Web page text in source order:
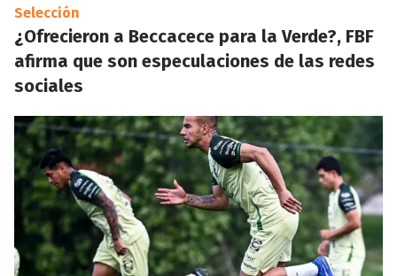
Selección
¿Ofrecieron a Beccacece para la Verde?, FBF
afirma que son especulaciones de las redes
sociales